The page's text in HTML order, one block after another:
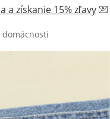
a získanie 15% zľavy💌
domácnosti